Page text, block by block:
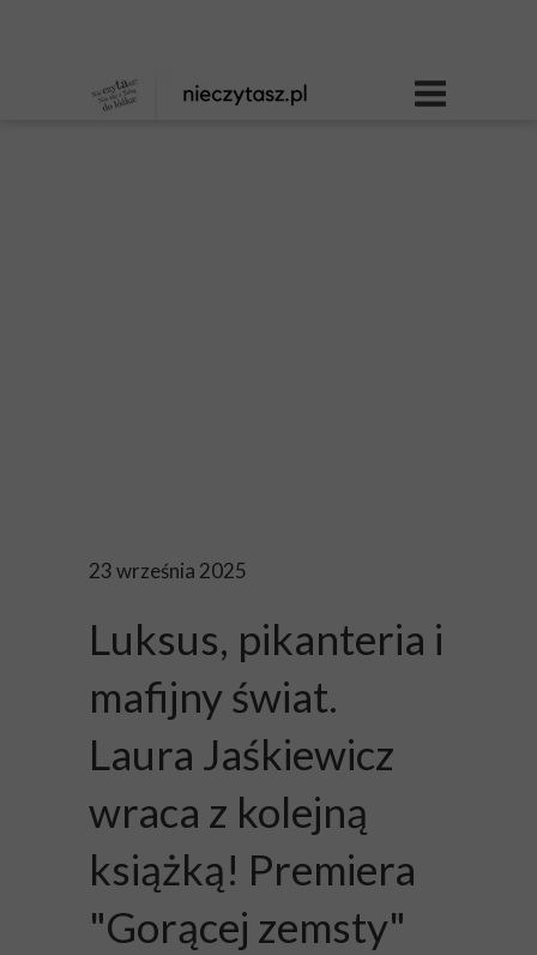
23 września 2025
Luksus, pikanteria i
mafijny świat.
Laura Jaśkiewicz
wraca z kolejną
książką! Premiera
"Gorącej zemsty"